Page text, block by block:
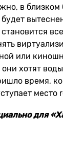
в
или
хотят
время,
место
для